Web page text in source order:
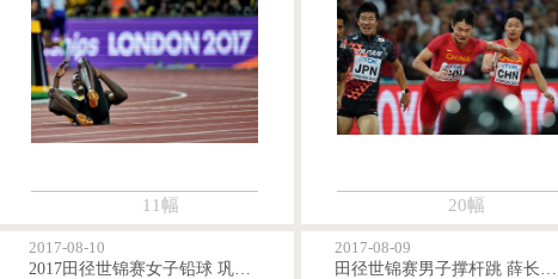
11幅 20幅
2017-08-10
2017田径世锦赛女子铅球 巩立姣夺冠终圆梦
2017-08-09
田径世锦赛男子撑杆跳 薛长锐第四刷新全国纪录